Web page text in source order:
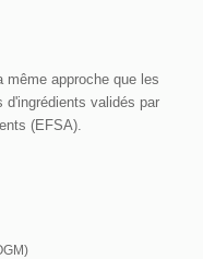
même approche que les
validés par
(EFSA).